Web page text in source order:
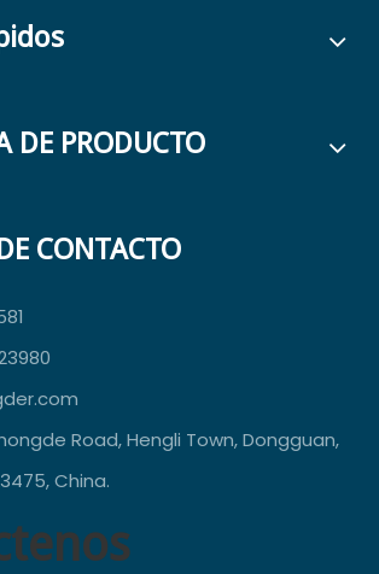
DE PRODUCTO
CONTACTO
Road, Hengli Town, Dongguan,
China.